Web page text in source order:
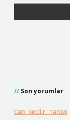
Son yorumlar
Cam Nedir Tanım